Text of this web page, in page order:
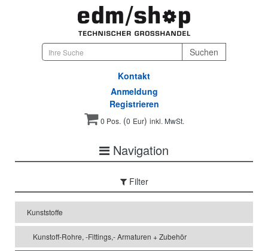
Kontakt
Anmeldung
Registrieren
0 Pos.(0 Eur) inkl. MwSt.
Navigation
Filter
Kunststoffe
Kunstoff-Rohre, -Fittings,- Armaturen + Zubehör